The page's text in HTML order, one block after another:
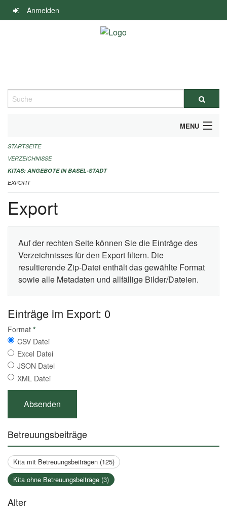
Navigation
überspringen
Anmelden
Suche
MENU
ALLGEMEINE INFORMATIONEN
IMPRESSUM
STARTSEITE
VERZEICHNISSE
KITAS: ANGEBOTE IN BASEL-STADT
EXPORT
Export
Auf der rechten Seite können Sie die Einträge des
Verzeichnisses für den Export filtern. Die
resultierende Zip-Datei enthält das gewählte Format
sowie alle Metadaten und allfällige Bilder/Dateien.
Einträge im Export: 0
Format *
CSV Datei
Excel Datei
JSON Datei
XML Datei
Betreuungsbeiträge
Kita mit Betreuungsbeiträgen (125)
Kita ohne Betreuungsbeiträge (3)
Alter